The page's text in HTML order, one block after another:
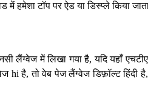
हमेशा टॉप पर ऐड या डिस्प्ले किया
लैंग्वेज में लिखा गया है, यदि यहाँ
hi है, तो वेब पेज लैंग्वेज डिफ़ॉल्ट हिंदी है,